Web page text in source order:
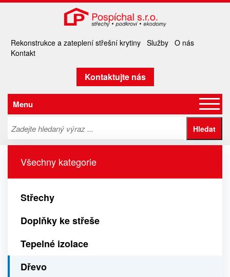
Rekonstrukce a zateplení střešní krytiny Služby O nás
Kontakt
Kontaktujte nás
Menu
Všechny kategorie
Střechy
Doplňky ke střeše
Tepelné izolace
Dřevo